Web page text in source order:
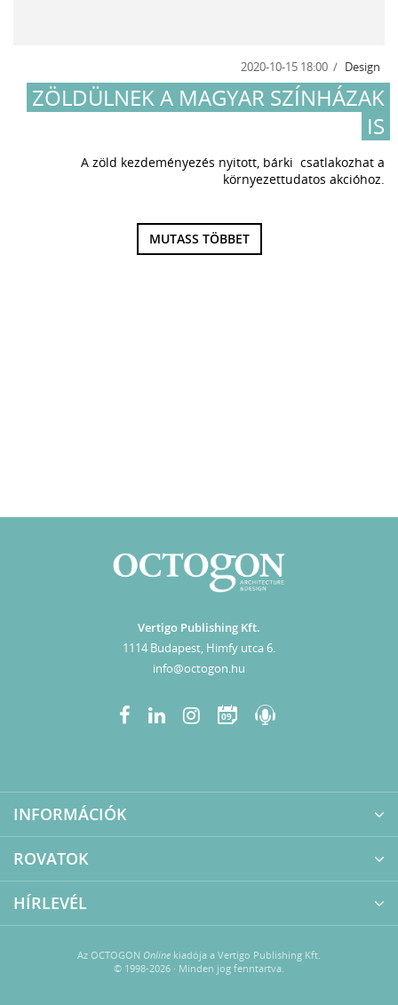
2020-10-15 18:00 Design
ZÖLDÜLNEK A MAGYAR SZÍNHÁZAK
IS
A zöld kezdeményezés nyitott, bárki csatlakozhat a
környezettudatos akcióhoz.
MUTASS TÖBBET
Vertigo Publishing Kft.
1114 Budapest, Himfy utca 6.
info@octogon.hu
09
INFORMÁCIÓK
ROVATOK
HÍRLEVÉL
Az OCTOGON Online kiadója a Vertigo Publishing Kft.
© 1998-2026 · Minden jog fenntartva.